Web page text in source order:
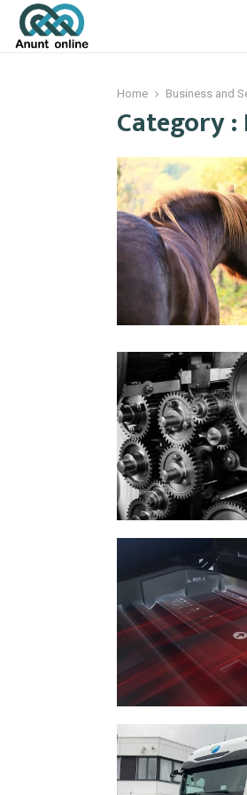
Home Business and
Category :